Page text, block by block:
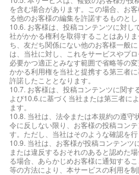
を含む場合があります。この場合、お
る他のお客様の編集を許諾するものとし
10.6. お客様は、投稿コンテンツに対し
社がかかる権利を取得することはあり
ち、友だち関係にない他のお客様一般
は、当社に対し、これをサービスやプ
必要かつ適正とみなす範囲で省略等の
かかる利用権を当社と提携する第三者
許諾したこととなります。
10.7. お客様は、投稿コンテンツに関す
よび10.6.に基づく当社または第三者に
ます。
10.8. 当社は、法令または本規約の遵守
令に反しない限り、お客様の投稿コン
す。ただし、当社はそのような確認を
10.9. 当社は、お客様が投稿コンテンツ
または違反するおそれのあると認めた
る場合、あらかじめお客様に通知する
等の方法により、本サービスの利用を制